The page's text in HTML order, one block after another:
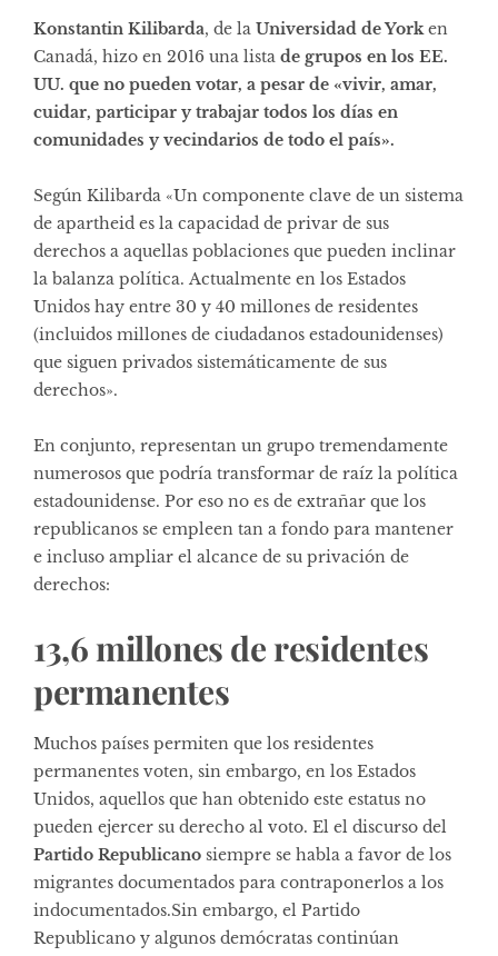
Konstantin Kilibarda, de la Universidad de York en
Canadá, hizo en 2016 una lista de grupos en los EE.
UU. que no pueden votar, a pesar de «vivir, amar,
cuidar, participar y trabajar todos los días en
comunidades y vecindarios de todo el país».
Según Kilibarda «Un componente clave de un sistema
de apartheid es la capacidad de privar de sus
derechos a aquellas poblaciones que pueden inclinar
la balanza política. Actualmente en los Estados
Unidos hay entre 30 y 40 millones de residentes
(incluidos millones de ciudadanos estadounidenses)
que siguen privados sistemáticamente de sus
derechos».
En conjunto, representan un grupo tremendamente
numerosos que podría transformar de raíz la política
estadounidense. Por eso no es de extrañar que los
republicanos se empleen tan a fondo para mantener
e incluso ampliar el alcance de su privación de
derechos:
13,6 millones de residentes
permanentes
Muchos países permiten que los residentes
permanentes voten, sin embargo, en los Estados
Unidos, aquellos que han obtenido este estatus no
pueden ejercer su derecho al voto. El el discurso del
Partido Republicano siempre se habla a favor de los
migrantes documentados para contraponerlos a los
indocumentados.Sin embargo, el Partido
Republicano y algunos demócratas continúan